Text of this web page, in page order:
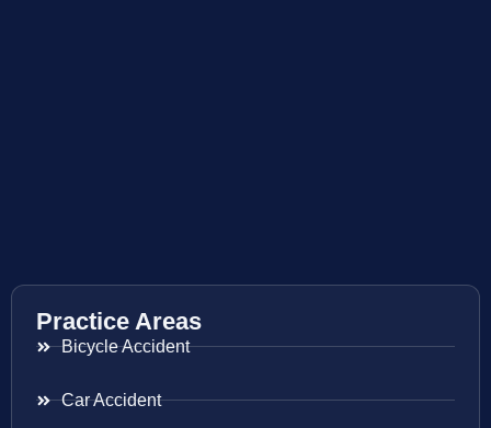
Practice Areas
Bicycle Accident
Car Accident